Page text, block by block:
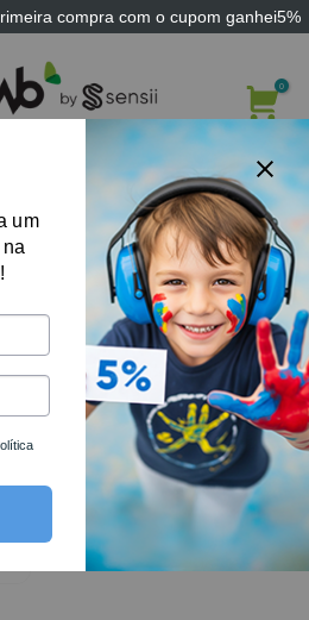
compra com o cupom ganhei5%
FILTRE AQUI
um
!